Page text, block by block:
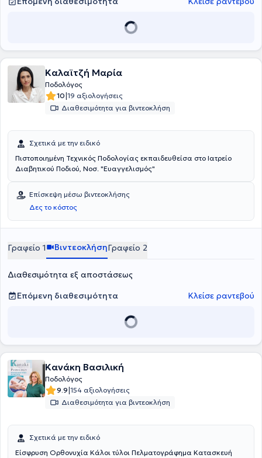
Καλαϊτζή Μαρία
Ποδολόγος
10|19 αξιολογήσεις
Διαθεσιμότητα για βιντεοκλήση
Σχετικά με την ειδικό
Πιστοποιημένη Τεχνικός Ποδολογίας εκπαιδευθείσα στο Ιατρείο
Διαβητικού Ποδιού, Νοσ. "Ευαγγελισμός"
Επίσκεψη μέσω βιντεοκλήσης
Δες το κόστος
Γραφείο 1 ΒιντεοκλήσηΓραφείο 2
Διαθεσιμότητα εξ αποστάσεως
Επόμενη διαθεσιμότητα
Κλείσε ραντεβού
Κανάκη Βασιλική
Ποδολόγος
9.9|154 αξιολογήσεις
Διαθεσιμότητα για βιντεοκλήση
Σχετικά με την ειδικό
Είσφρυση Ορθονυχία Κάλοι τύλοι Πελματογράφημα Κατασκευή